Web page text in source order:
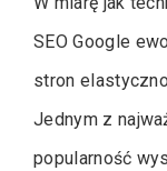
SEO Google
stron
Jednym z
popularność